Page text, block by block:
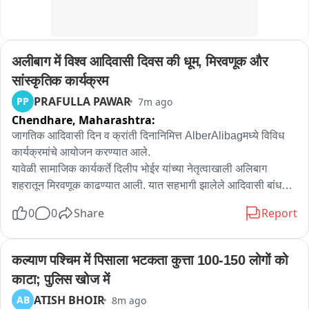
अलीबाग में विश्व आदिवासी दिवस की धूम, मिरवणूक और
सांस्कृतिक कार्यक्रम
PP PRAFULLA PAWAR 7m ago
Chendhare, Maharashtra:
जागतिक आदिवासी दिन व क्रांती दिनानिमित्त AlberAlibagमध्ये विविध
कार्यक्रमांचे आयोजन करण्यात आले.
यावेळी सामाजिक कार्यकर्ते दिलीप भोईर यांच्या नेतृत्वाखाली अलिबाग
शहरातून मिरवणूक काढण्यात आली. यात सहभागी झालेले आदिवासी बांधव
माळी समाज हॉलमध्ये या सोहळ्याची सांगता झाली.
मार्गदर्शन करण्यात आले.
0 0 Share Report
कल्याण पश्चिम में पिसाला भटकता कुत्ता 100-150 लोगों को
काटा; पुलिस खोज में
AB ATISH BHOIR 8m ago